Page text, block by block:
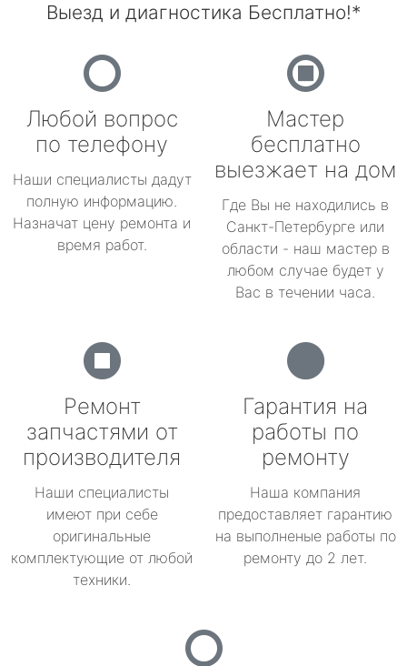
Выезд и диагностика Бесплатно!*
Любой вопрос
по телефону
Наши специалисты дадут
полную информацию.
Назначат цену ремонта и
время работ.
Мастер
бесплатно
выезжает на дом
Где Вы не находились в
Санкт-Петербурге или
области - наш мастер в
любом случае будет у
Вас в течении часа.
Ремонт
запчастями от
производителя
Наши специалисты
имеют при себе
оригинальные
комплектующие от любой
техники.
Гарантия на
работы по
ремонту
Наша компания
предоставляет гарантию
на выполненые работы по
ремонту до 2 лет.